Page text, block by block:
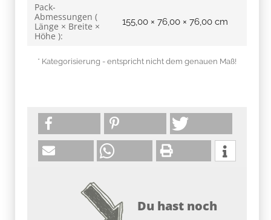
Pack-
Abmessungen (
Länge × Breite ×
Höhe ):
155,00 × 76,00 × 76,00 cm
* Kategorisierung - entspricht nicht dem genauen Maß!
Du hast noch